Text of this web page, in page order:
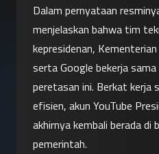
Dalam pernyataan
menjelaskan bahwa tim
kepresidenan,
serta Google bekerja
peretasan ini. Berkat kerja
efisien, akun YouTube
akhirnya kembali berada di
pemerintah.